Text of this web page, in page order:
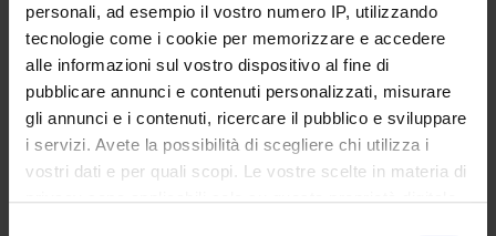
personali, ad esempio il vostro numero IP, utilizzando
tecnologie come i cookie per memorizzare e accedere
alle informazioni sul vostro dispositivo al fine di
pubblicare annunci e contenuti personalizzati, misurare
gli annunci e i contenuti, ricercare il pubblico e sviluppare
i servizi. Avete la possibilità di scegliere chi utilizza i
vostri dati e per quali scopi. Le vostre scelte in materia di
privacy sono applicabili solo su questa proprietà digitale
Manuela Malatesta
Associate Professor
RESEARCH AREAS INVOLVED IN THE PROJECT
Anatomy & Morphology